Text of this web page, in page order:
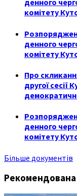
денного
комітету
денного
комітету
Про
другої сесії
денного
комітету
Більше документів
Рекомендована